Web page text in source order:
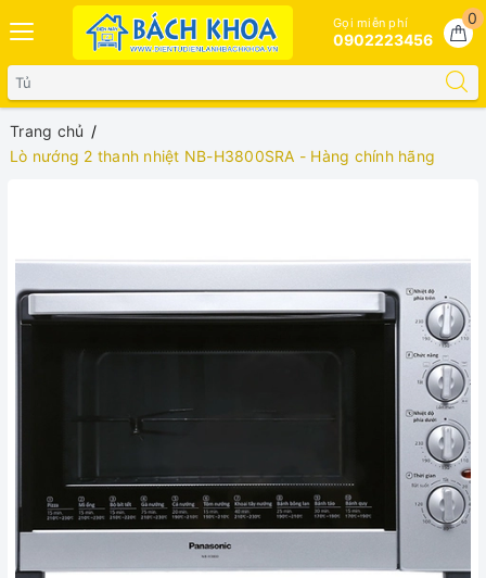
0
Gọi miễn phí
0902223456
Trang chủ
Lò nướng 2 thanh nhiệt NB-H3800SRA - Hàng chính hãng